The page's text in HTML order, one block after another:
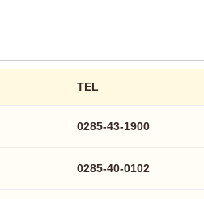
TEL
0285-43-1900
0285-40-0102